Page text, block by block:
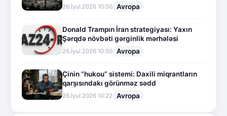
26.İyul.2026 10:50 Avropa
Donald Trampın İran strategiyası: Yaxın
Şərqdə növbəti gərginlik mərhələsi
26.İyul.2026 10:50 Avropa
Çinin “hukou” sistemi: Daxili miqrantların
qarşısındakı görünməz sədd
26.İyul.2026 10:22 Avropa